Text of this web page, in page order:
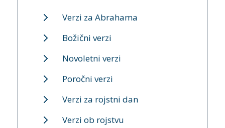
Verzi za Abrahama
Božični verzi
Novoletni verzi
Poročni verzi
Verzi za rojstni dan
Verzi ob rojstvu